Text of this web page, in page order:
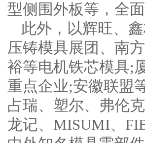
型侧围外板等，全
此外，以辉旺、
压铸模具展团、南
裕等电机铁芯模具;
重点企业;安徽联盟
占瑞、塑尔、弗伦
龙记、MISUMI、